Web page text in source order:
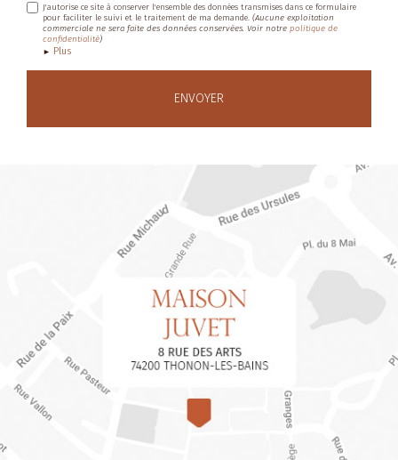
J'autorise ce site à conserver l'ensemble des données transmises dans ce formulaire
pour faciliter le suivi et le traitement de ma demande.(Aucune exploitation
commerciale ne sera faite des données conservées. Voir notrepolitique de
confidentialité)
Plus